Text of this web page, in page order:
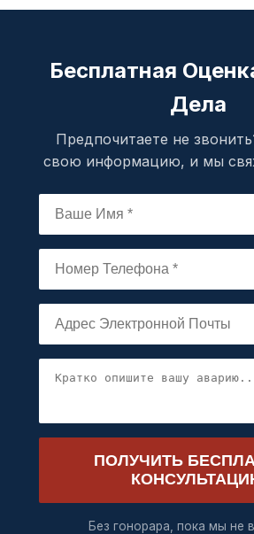
Бесплатная
Дела
Предпочитаете не
свою информацию, и мы
ПОЛУЧИТЬ
Без гонорара, пока мы не